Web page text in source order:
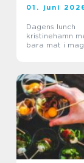
01. juni
Dagens lunch
kristinehamn mer än
bara mat i